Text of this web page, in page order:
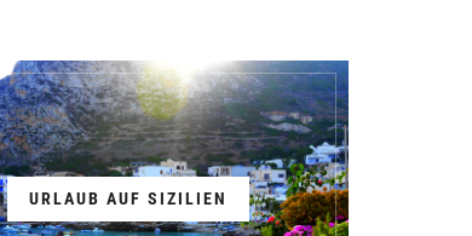
URLAUB AUF SIZILIEN